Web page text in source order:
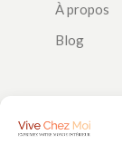
À propos
Blog